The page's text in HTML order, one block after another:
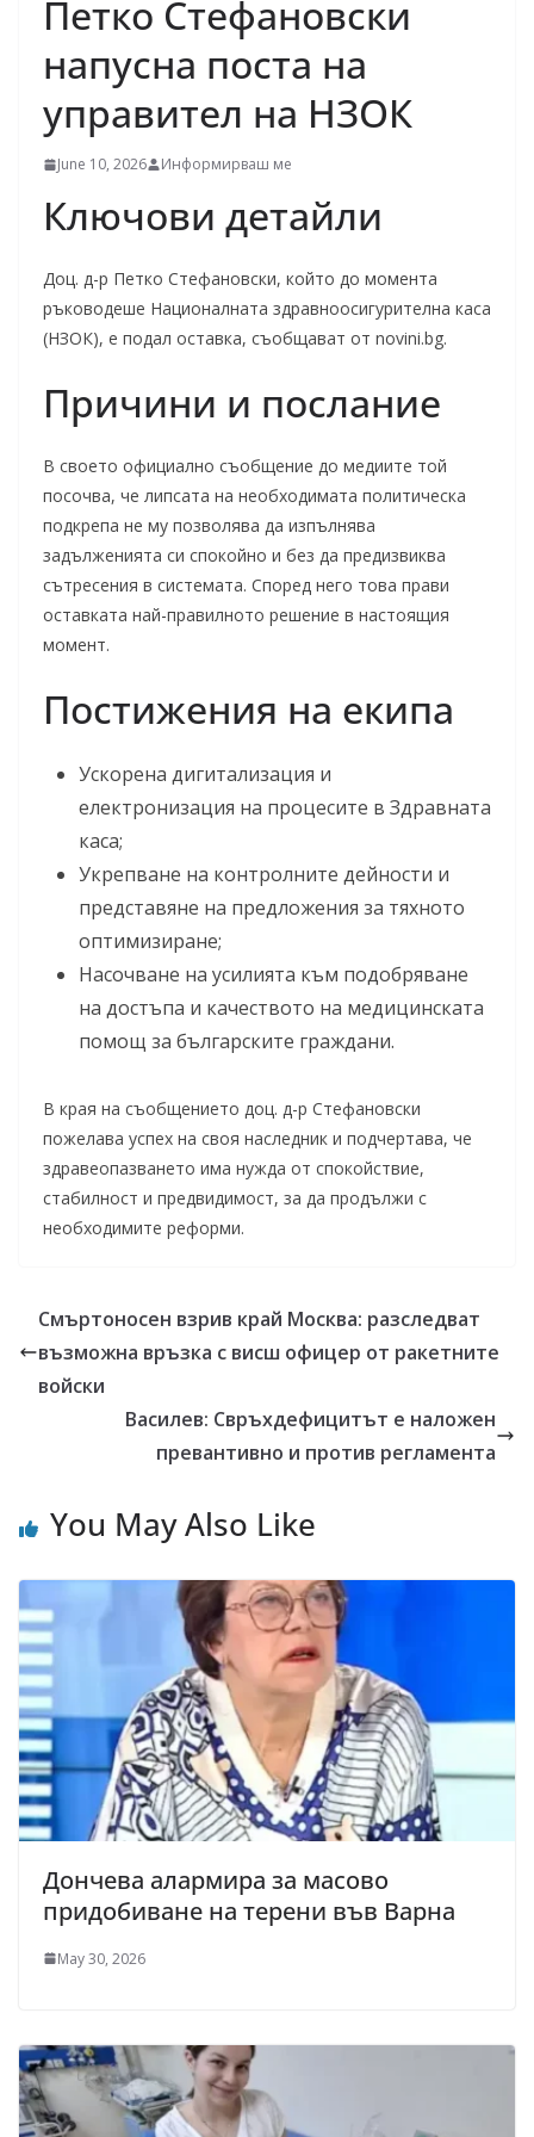
Петко Стефановски
напусна поста на
управител на НЗОК
June 10, 2026 Информирваш ме
Ключови детайли
Доц. д-р Петко Стефановски, който до момента
ръководеше Националната здравноосигурителна каса
(НЗОК), е подал оставка, съобщават от novini.bg.
Причини и послание
В своето официално съобщение до медиите той
посочва, че липсата на необходимата политическа
подкрепа не му позволява да изпълнява
задълженията си спокойно и без да предизвиква
сътресения в системата. Според него това прави
оставката най-правилното решение в настоящия
момент.
Постижения на екипа
Ускорена дигитализация и
електронизация на процесите в Здравната
каса;
Укрепване на контролните дейности и
представяне на предложения за тяхното
оптимизиране;
Насочване на усилията към подобряване
на достъпа и качеството на медицинската
помощ за българските граждани.
В края на съобщението доц. д-р Стефановски
пожелава успех на своя наследник и подчертава, че
здравеопазването има нужда от спокойствие,
стабилност и предвидимост, за да продължи с
необходимите реформи.
Смъртоносен взрив край Москва: разследват
възможна връзка с висш офицер от ракетните
войски
Василев: Свръхдефицитът е наложен
превантивно и против регламента
You May Also Like
Дончева алармира за масово
придобиване на терени във Варна
May 30, 2026